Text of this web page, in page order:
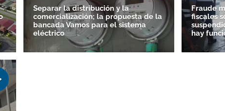
Separar la distribución y la
comercialización; la propuesta de la
bancada Vamos para el sistema
eléctrico
Fraude
fiscales
hay